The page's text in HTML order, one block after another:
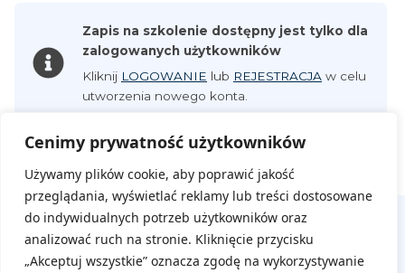
Cenimy prywatność użytkowników
Używamy plików cookie, aby poprawić jakość
przeglądania, wyświetlać reklamy lub treści dostosowane
do indywidualnych potrzeb użytkowników oraz
analizować ruch na stronie. Kliknięcie przycisku
„Akceptuj wszystkie” oznacza zgodę na wykorzystywanie
Zapis na szkolenie dostępny jest tylko dla
zalogowanych użytkowników
Kliknij LOGOWANIE lub REJESTRACJA w celu
utworzenia nowego konta.